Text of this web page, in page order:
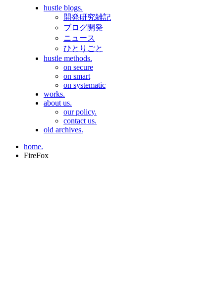
hustle blogs.
開発研究雑記
ブログ開発
ニュース
ひとりごと
hustle methods.
on secure
on smart
on systematic
works.
about us.
our policy.
contact us.
old archives.
home.
FireFox